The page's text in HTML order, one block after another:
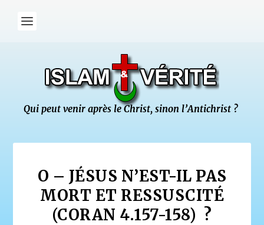
O – JÉSUS N’EST-IL PAS
MORT ET RESSUSCITÉ
(CORAN 4.157-158) ?